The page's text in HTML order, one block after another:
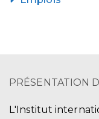
PRÉSENTATION
L'Institut